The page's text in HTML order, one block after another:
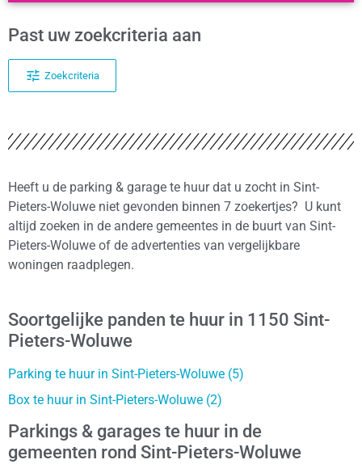
Past uw zoekcriteria aan
Zoekcriteria
Heeft u de parking & garage te huur dat u zocht in Sint-
Pieters-Woluwe niet gevonden binnen 7 zoekertjes? U kunt
altijd zoeken in de andere gemeentes in de buurt van Sint-
Pieters-Woluwe of de advertenties van vergelijkbare
woningen raadplegen.
Soortgelijke panden te huur in 1150 Sint-
Pieters-Woluwe
Parking te huur in Sint-Pieters-Woluwe (5)
Box te huur in Sint-Pieters-Woluwe (2)
Parkings & garages te huur in de
gemeenten rond Sint-Pieters-Woluwe